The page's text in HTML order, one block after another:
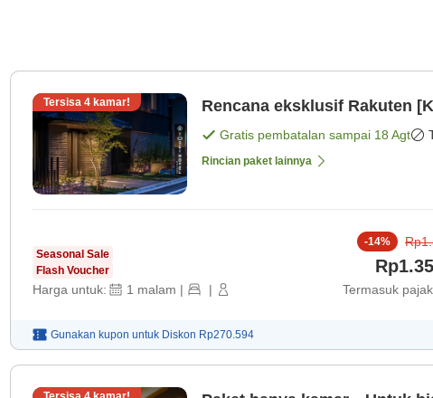
Tersisa 4 kamar! Rencana eksklusif Rakuten
Gratis pembatalan sampai 18 Agt
Rincian paket lainnya
Seasonal Sale
Flash Voucher
Harga untuk: 1 malam | |
-14%
Termasuk
Gunakan kupon untuk Diskon Rp270.594